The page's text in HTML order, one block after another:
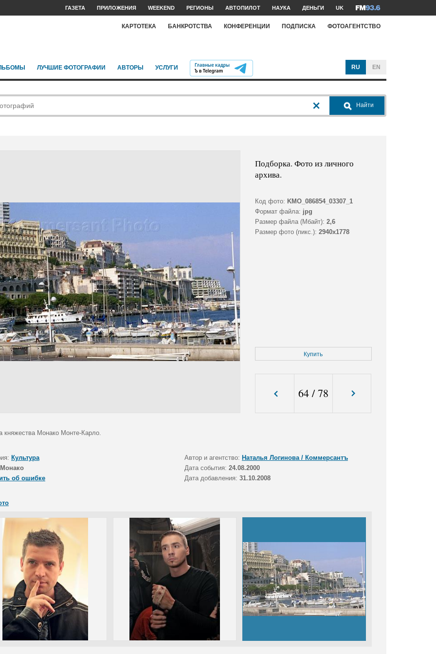
ГАЗЕТА ПРИЛОЖЕНИЯ WEEKEND РЕГИОНЫ АВТОПИЛОТ НАУКА ДЕНЬГИ UK
КАРТОТЕКА БАНКРОТСТВА КОНФЕРЕНЦИИ ПОДПИСКА ФОТОАГЕНТСТВО
ЛУЧШИЕ ФОТОГРАФИИ АВТОРЫ УСЛУГИ RU EN
Найти
Подборка. Фото из личного
архива.
Код фото: KMO_086854_03307_1
Формат файла: jpg
Размер файла (Мбайт): 2,6
Размер фото (пикс.): 2940x1778
Купить
64/78
княжества Монако Монте-Карло.
Культура Автор и агентство: Наталья Логинова / Коммерсантъ
Монако Дата события: 24.08.2000
об ошибке
Дата добавления: 31.10.2008